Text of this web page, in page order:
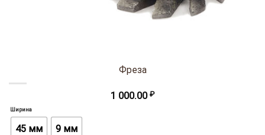
Фреза
1 000.00 ₽
Ширина
45 мм 9 мм